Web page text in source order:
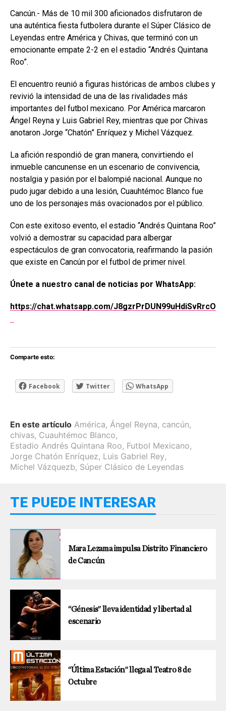
Cancún.- Más de 10 mil 300 aficionados disfrutaron de
una auténtica fiesta futbolera durante el Súper Clásico de
Leyendas entre América y Chivas, que terminó con un
emocionante empate 2-2 en el estadio “Andrés Quintana
Roo”.
El encuentro reunió a figuras históricas de ambos clubes y
revivió la intensidad de una de las rivalidades más
importantes del futbol mexicano. Por América marcaron
Ángel Reyna y Luis Gabriel Rey, mientras que por Chivas
anotaron Jorge “Chatón” Enríquez y Michel Vázquez.
La afición respondió de gran manera, convirtiendo el
inmueble cancunense en un escenario de convivencia,
nostalgia y pasión por el balompié nacional. Aunque no
pudo jugar debido a una lesión, Cuauhtémoc Blanco fue
uno de los personajes más ovacionados por el público.
Con este exitoso evento, el estadio “Andrés Quintana Roo”
volvió a demostrar su capacidad para albergar
espectáculos de gran convocatoria, reafirmando la pasión
que existe en Cancún por el futbol de primer nivel.
Únete a nuestro canal de noticias por WhatsApp:
https://chat.whatsapp.com/J8gzrPrDUN99uHdiSvRrcO
Comparte esto:
Facebook Twitter WhatsApp
En este artículo América, Ángel Reyna, cancún,
chivas, Cuauhtémoc Blanco,
Estadio Andrés Quintana Roo, Futbol Mexicano,
Jorge Chatón Enríquez, Luis Gabriel Rey,
Michel Vázquezb, Súper Clásico de Leyendas
TE PUEDE INTERESAR
Mara Lezama impulsa Distrito Financiero
de Cancún
“Génesis” lleva identidad y libertad al
escenario
“Última Estación” llega al Teatro 8 de
Octubre